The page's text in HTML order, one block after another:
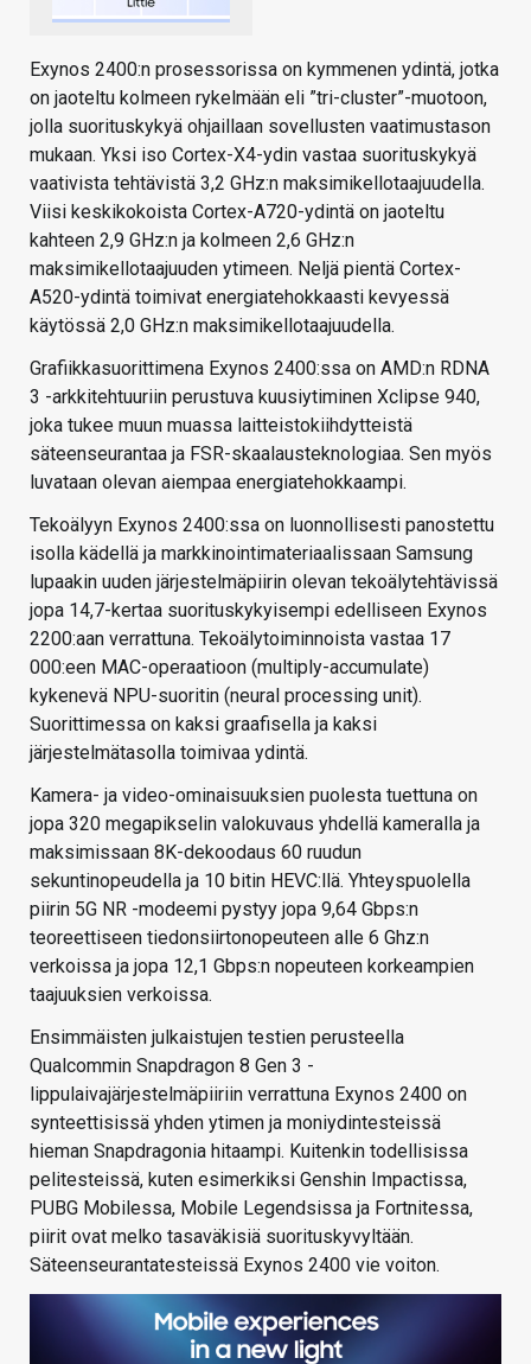
Exynos 2400:n prosessorissa on kymmenen ydintä, jotka
on jaoteltu kolmeen rykelmään eli ”tri-cluster”-muotoon,
jolla suorituskykyä ohjaillaan sovellusten vaatimustason
mukaan. Yksi iso Cortex-X4-ydin vastaa suorituskykyä
vaativista tehtävistä 3,2 GHz:n maksimikellotaajuudella.
Viisi keskikokoista Cortex-A720-ydintä on jaoteltu
kahteen 2,9 GHz:n ja kolmeen 2,6 GHz:n
maksimikellotaajuuden ytimeen. Neljä pientä Cortex-
A520-ydintä toimivat energiatehokkaasti kevyessä
käytössä 2,0 GHz:n maksimikellotaajuudella.
Grafiikkasuorittimena Exynos 2400:ssa on AMD:n RDNA
3 -arkkitehtuuriin perustuva kuusiytiminen Xclipse 940,
joka tukee muun muassa laitteistokiihdytteistä
säteenseurantaa ja FSR-skaalausteknologiaa. Sen myös
luvataan olevan aiempaa energiatehokkaampi.
Tekoälyyn Exynos 2400:ssa on luonnollisesti panostettu
isolla kädellä ja markkinointimateriaalissaan Samsung
lupaakin uuden järjestelmäpiirin olevan tekoälytehtävissä
jopa 14,7-kertaa suorituskykyisempi edelliseen Exynos
2200:aan verrattuna. Tekoälytoiminnoista vastaa 17
000:een MAC-operaatioon (multiply-accumulate)
kykenevä NPU-suoritin (neural processing unit).
Suorittimessa on kaksi graafisella ja kaksi
järjestelmätasolla toimivaa ydintä.
Kamera- ja video-ominaisuuksien puolesta tuettuna on
jopa 320 megapikselin valokuvaus yhdellä kameralla ja
maksimissaan 8K-dekoodaus 60 ruudun
sekuntinopeudella ja 10 bitin HEVC:llä. Yhteyspuolella
piirin 5G NR -modeemi pystyy jopa 9,64 Gbps:n
teoreettiseen tiedonsiirtonopeuteen alle 6 Ghz:n
verkoissa ja jopa 12,1 Gbps:n nopeuteen korkeampien
taajuuksien verkoissa.
Ensimmäisten julkaistujen testien perusteella
Qualcommin Snapdragon 8 Gen 3 -
lippulaivajärjestelmäpiiriin verrattuna Exynos 2400 on
synteettisissä yhden ytimen ja moniydintesteissä
hieman Snapdragonia hitaampi. Kuitenkin todellisissa
pelitesteissä, kuten esimerkiksi Genshin Impactissa,
PUBG Mobilessa, Mobile Legendsissa ja Fortnitessa,
piirit ovat melko tasaväkisiä suorituskyvyltään.
Säteenseurantatesteissä Exynos 2400 vie voiton.